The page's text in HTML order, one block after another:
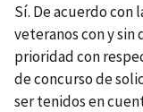
Sí. De acuerdo con
veteranos con y
prioridad con
de concurso de
ser tenidos en